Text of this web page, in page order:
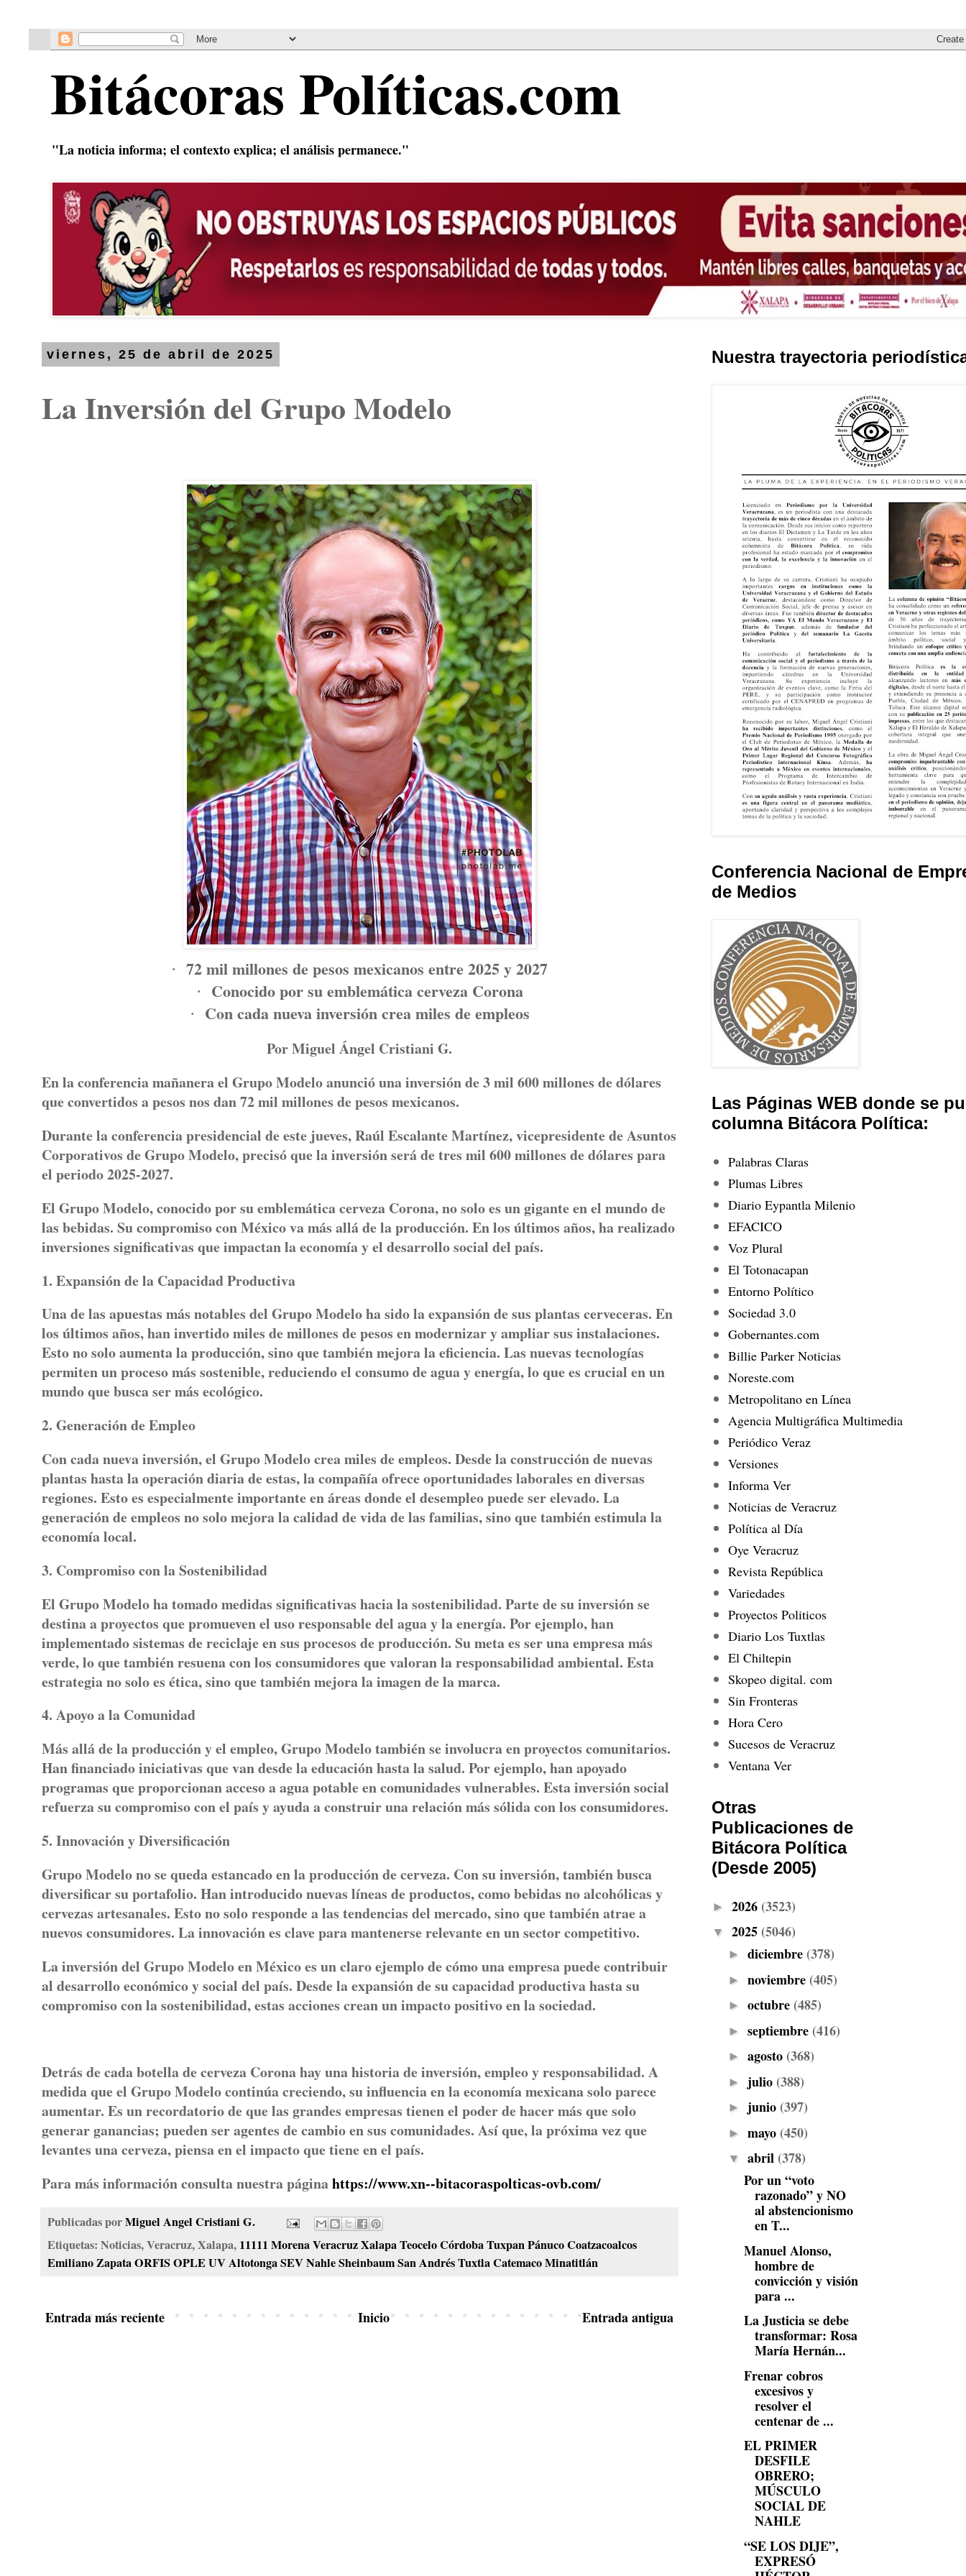
Bitácoras Políticas.com
"La noticia informa; el contexto explica; el análisis permanece."
viernes, 25 de abril de 2025
La Inversión del Grupo Modelo
· 72 mil millones de pesos mexicanos entre 2025 y 2027
· Conocido por su emblemática cerveza Corona
· Con cada nueva inversión crea miles de empleos
Por Miguel Ángel Cristiani G.
En la conferencia mañanera el Grupo Modelo anunció una inversión de 3 mil 600 millones de dólares
que convertidos a pesos nos dan 72 mil millones de pesos mexicanos.
Durante la conferencia presidencial de este jueves, Raúl Escalante Martínez, vicepresidente de Asuntos
Corporativos de Grupo Modelo, precisó que la inversión será de tres mil 600 millones de dólares para
el periodo 2025-2027.
El Grupo Modelo, conocido por su emblemática cerveza Corona, no solo es un gigante en el mundo de
las bebidas. Su compromiso con México va más allá de la producción. En los últimos años, ha realizado
inversiones significativas que impactan la economía y el desarrollo social del país.
1. Expansión de la Capacidad Productiva
Una de las apuestas más notables del Grupo Modelo ha sido la expansión de sus plantas cerveceras. En
los últimos años, han invertido miles de millones de pesos en modernizar y ampliar sus instalaciones.
Esto no solo aumenta la producción, sino que también mejora la eficiencia. Las nuevas tecnologías
permiten un proceso más sostenible, reduciendo el consumo de agua y energía, lo que es crucial en un
mundo que busca ser más ecológico.
2. Generación de Empleo
Con cada nueva inversión, el Grupo Modelo crea miles de empleos. Desde la construcción de nuevas
plantas hasta la operación diaria de estas, la compañía ofrece oportunidades laborales en diversas
regiones. Esto es especialmente importante en áreas donde el desempleo puede ser elevado. La
generación de empleos no solo mejora la calidad de vida de las familias, sino que también estimula la
economía local.
3. Compromiso con la Sostenibilidad
El Grupo Modelo ha tomado medidas significativas hacia la sostenibilidad. Parte de su inversión se
destina a proyectos que promueven el uso responsable del agua y la energía. Por ejemplo, han
implementado sistemas de reciclaje en sus procesos de producción. Su meta es ser una empresa más
verde, lo que también resuena con los consumidores que valoran la responsabilidad ambiental. Esta
estrategia no solo es ética, sino que también mejora la imagen de la marca.
4. Apoyo a la Comunidad
Más allá de la producción y el empleo, Grupo Modelo también se involucra en proyectos comunitarios.
Han financiado iniciativas que van desde la educación hasta la salud. Por ejemplo, han apoyado
programas que proporcionan acceso a agua potable en comunidades vulnerables. Esta inversión social
refuerza su compromiso con el país y ayuda a construir una relación más sólida con los consumidores.
5. Innovación y Diversificación
Grupo Modelo no se queda estancado en la producción de cerveza. Con su inversión, también busca
diversificar su portafolio. Han introducido nuevas líneas de productos, como bebidas no alcohólicas y
cervezas artesanales. Esto no solo responde a las tendencias del mercado, sino que también atrae a
nuevos consumidores. La innovación es clave para mantenerse relevante en un sector competitivo.
La inversión del Grupo Modelo en México es un claro ejemplo de cómo una empresa puede contribuir
al desarrollo económico y social del país. Desde la expansión de su capacidad productiva hasta su
compromiso con la sostenibilidad, estas acciones crean un impacto positivo en la sociedad.
Detrás de cada botella de cerveza Corona hay una historia de inversión, empleo y responsabilidad. A
medida que el Grupo Modelo continúa creciendo, su influencia en la economía mexicana solo parece
aumentar. Es un recordatorio de que las grandes empresas tienen el poder de hacer más que solo
generar ganancias; pueden ser agentes de cambio en sus comunidades. Así que, la próxima vez que
levantes una cerveza, piensa en el impacto que tiene en el país.
Para más información consulta nuestra páginahttps://www.xn--bitacoraspolticas-ovb.com/
Publicadas porMiguel Angel Cristiani G.
Etiquetas: Noticias, Veracruz, Xalapa, 11111 Morena Veracruz Xalapa Teocelo Córdoba Tuxpan Pánuco Coatzacoalcos
Emiliano Zapata ORFIS OPLE UV Altotonga SEV Nahle Sheinbaum San Andrés Tuxtla Catemaco Minatitlán
Entrada más reciente Entrada antigua
Inicio
Nuestra trayectoria
Conferencia Nacional de
de Medios
Las Páginas WEB donde se
columna Bitácora Política:
Palabras Claras
Plumas Libres
Diario Eypantla Milenio
EFACICO
Voz Plural
El Totonacapan
Entorno Político
Sociedad 3.0
Gobernantes.com
Billie Parker Noticias
Noreste.com
Metropolitano en Línea
Agencia Multigráfica Multimedia
Periódico Veraz
Versiones
Informa Ver
Noticias de Veracruz
Política al Día
Oye Veracruz
Revista República
Variedades
Proyectos Politicos
Diario Los Tuxtlas
El Chiltepin
Skopeo digital. com
Sin Fronteras
Hora Cero
Sucesos de Veracruz
Ventana Ver
Otras
Publicaciones de
Bitácora Política
(Desde 2005)
► 2026 (3523)
▼ 2025 (5046)
► diciembre (378)
► noviembre (405)
► octubre (485)
► septiembre (416)
► agosto (368)
► julio (388)
► junio (397)
► mayo (450)
▼ abril (378)
Por un “voto
razonado” y NO
al abstencionismo
en T...
Manuel Alonso,
hombre de
convicción y visión
para ...
La Justicia se debe
transformar: Rosa
María Hernán...
Frenar cobros
excesivos y
resolver el
centenar de ...
EL PRIMER
DESFILE
OBRERO;
MÚSCULO
SOCIAL DE
NAHLE
“SE LOS DIJE”,
EXPRESÓ